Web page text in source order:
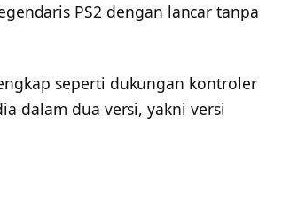
PS2 dengan lancar tanpa
seperti dukungan kontroler
dalam dua versi, yakni versi